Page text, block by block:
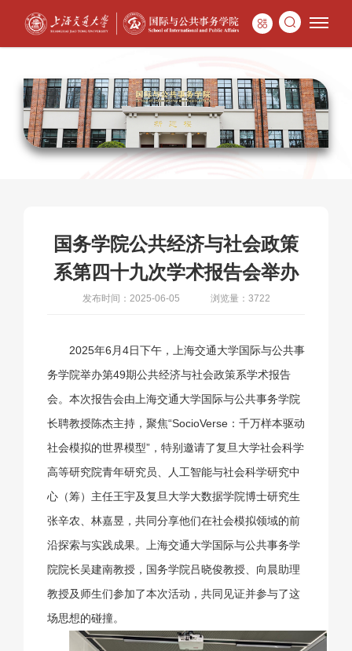
国务学院公共经济与社会政策
系第四十九次学术报告会举办
发布时间：2025-06-05 浏览量：3722
2025年6月4日下午，上海交通大学国际与公共事
务学院举办第49期公共经济与社会政策系学术报告
会。本次报告会由上海交通大学国际与公共事务学院
长聘教授陈杰主持，聚焦“SocioVerse：千万样本驱动
社会模拟的世界模型”，特别邀请了复旦大学社会科学
高等研究院青年研究员、人工智能与社会科学研究中
心（筹）主任王宇及复旦大学大数据学院博士研究生
张辛农、林嘉昱，共同分享他们在社会模拟领域的前
沿探索与实践成果。上海交通大学国际与公共事务学
院院长吴建南教授，国务学院吕晓俊教授、向晨助理
教授及师生们参加了本次活动，共同见证并参与了这
场思想的碰撞。